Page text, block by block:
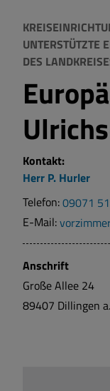
UNTERSTÜTZTE
DES
Kontakt:
Herr P. Hurler
Telefon:09071
E-Mail:
Anschrift
Große Allee 24
89407 Dillingen